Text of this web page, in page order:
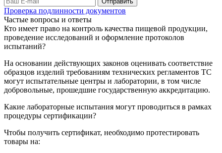
Проверка подлинности документов
Частые вопросы и ответы
Кто имеет право на контроль качества пищевой продукции,
проведение исследований и оформление протоколов
испытаний?
На основании действующих законов оценивать соответствие
образцов изделий требованиям технических регламентов ТС
могут испытательные центры и лаборатории, в том числе
добровольные, прошедшие государственную аккредитацию.
Какие лабораторные испытания могут проводиться в рамках
процедуры сертификации?
Чтобы получить сертификат, необходимо протестировать
товары на: